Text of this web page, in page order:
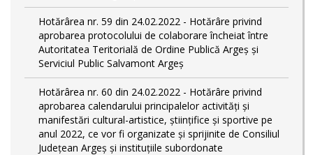
Hotărârea nr. 59 din 24.02.2022 - Hotărâre privind
aprobarea protocolului de colaborare încheiat între
Autoritatea Teritorială de Ordine Publică Argeş şi
Serviciul Public Salvamont Argeș
Hotărârea nr. 60 din 24.02.2022 - Hotărâre privind
aprobarea calendarului principalelor activități și
manifestări cultural-artistice, științifice și sportive pe
anul 2022, ce vor fi organizate și sprijinite de Consiliul
Județean Argeș și instituțiile subordonate